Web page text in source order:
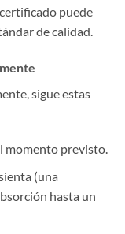
puede
de calidad.
sigue estas
momento previsto.
(una
hasta un